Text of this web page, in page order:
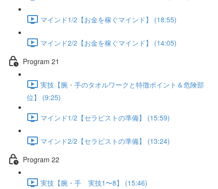
マインド1/2【お金を稼ぐマインド】 (18:55)
マインド2/2【お金を稼ぐマインド】 (14:05)
Program 21
実技【腕・手のタオルワークと特徴ポイント＆危険部
位】 (9:25)
マインド1/2【セラピストの準備】 (15:59)
マインド2/2【セラピストの準備】 (13:24)
Program 22
実技【腕・手 実技1〜8】 (15:46)